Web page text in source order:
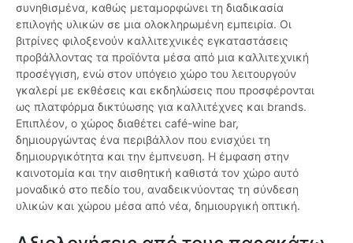
συνηθισμένα, καθώς μεταμορφώνει τη διαδικασία
επιλογής υλικών σε μια ολοκληρωμένη εμπειρία. Οι
βιτρίνες φιλοξενούν καλλιτεχνικές εγκαταστάσεις
προβάλλοντας τα προϊόντα μέσα από μια καλλιτεχνική
προσέγγιση, ενώ στον υπόγειο χώρο του λειτουργούν
γκαλερί με εκθέσεις και εκδηλώσεις που προσφέρονται
ως πλατφόρμα δικτύωσης για καλλιτέχνες και brands.
Επιπλέον, ο χώρος διαθέτει café-wine bar,
δημιουργώντας ένα περιβάλλον που ενισχύει τη
δημιουργικότητα και την έμπνευση. Η έμφαση στην
καινοτομία και την αισθητική καθιστά τον χώρο αυτό
μοναδικό στο πεδίο του, αναδεικνύοντας τη σύνδεση
υλικών και χώρου μέσα από νέα, δημιουργική οπτική.